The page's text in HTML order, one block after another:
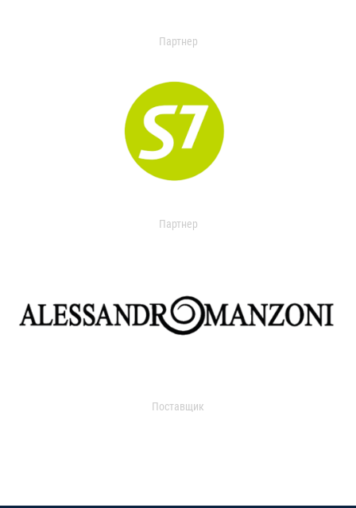
Партнер
Партнер
Поставщик